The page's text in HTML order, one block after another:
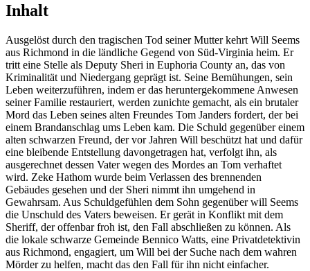
Inhalt
Ausgelöst durch den tragischen Tod seiner Mutter kehrt Will Seems
aus Richmond in die ländliche Gegend von Süd-Virginia heim. Er
tritt eine Stelle als Deputy Sheri in Euphoria County an, das von
Kriminalität und Niedergang geprägt ist. Seine Bemühungen, sein
Leben weiterzuführen, indem er das heruntergekommene Anwesen
seiner Familie restauriert, werden zunichte gemacht, als ein brutaler
Mord das Leben seines alten Freundes Tom Janders fordert, der bei
einem Brandanschlag ums Leben kam. Die Schuld gegenüber einem
alten schwarzen Freund, der vor Jahren Will beschützt hat und dafür
eine bleibende Entstellung davongetragen hat, verfolgt ihn, als
ausgerechnet dessen Vater wegen des Mordes an Tom verhaftet
wird. Zeke Hathom wurde beim Verlassen des brennenden
Gebäudes gesehen und der Sheri nimmt ihn umgehend in
Gewahrsam. Aus Schuldgefühlen dem Sohn gegenüber will Seems
die Unschuld des Vaters beweisen. Er gerät in Konflikt mit dem
Sheriff, der offenbar froh ist, den Fall abschließen zu können. Als
die lokale schwarze Gemeinde Bennico Watts, eine Privatdetektivin
aus Richmond, engagiert, um Will bei der Suche nach dem wahren
Mörder zu helfen, macht das den Fall für ihn nicht einfacher.